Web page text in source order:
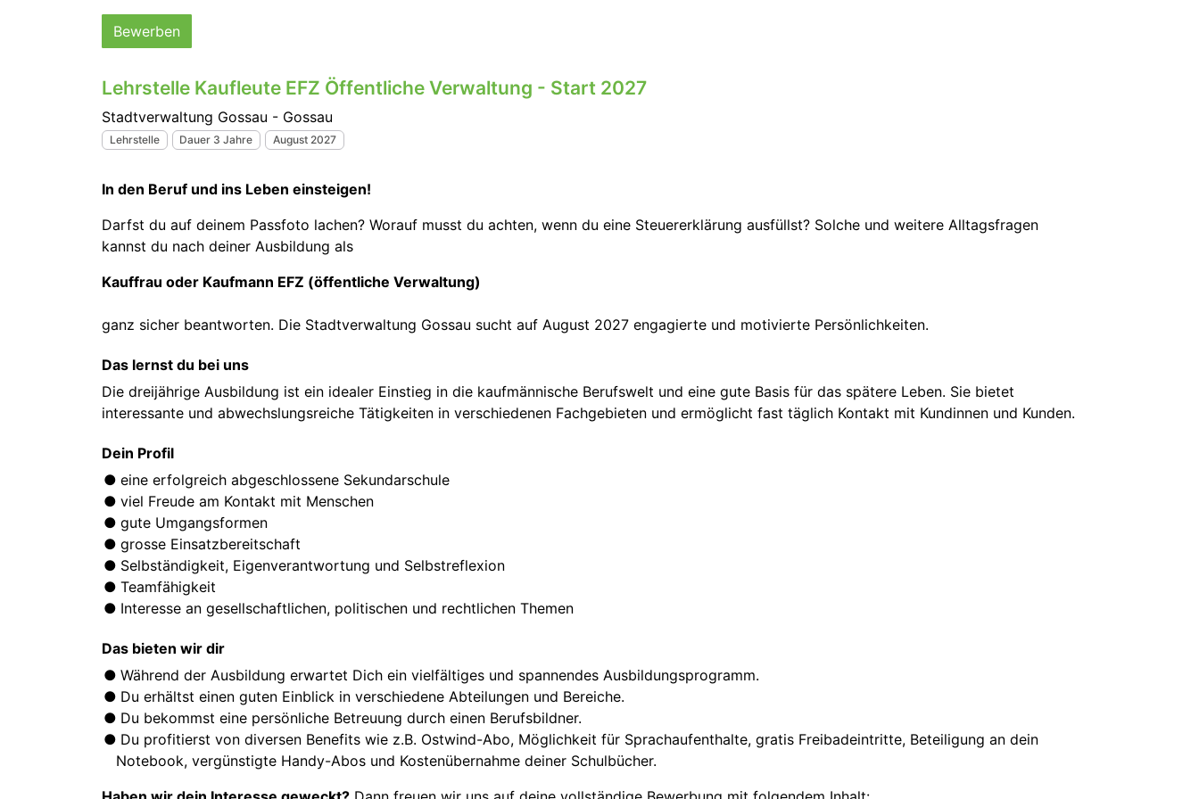
Bewerben
Lehrstelle Kaufleute EFZ Öffentliche Verwaltung - Start 2027
Stadtverwaltung Gossau - Gossau
Lehrstelle Dauer 3 Jahre August 2027
In den Beruf und ins Leben einsteigen!
Darfst du auf deinem Passfoto lachen? Worauf musst du achten, wenn du eine Steuererklärung ausfüllst? Solche und weitere Alltagsfragen
kannst du nach deiner Ausbildung als
Kauffrau oder Kaufmann EFZ (öffentliche Verwaltung)
ganz sicher beantworten. Die Stadtverwaltung Gossau sucht auf August 2027 engagierte und motivierte Persönlichkeiten.
Das lernst du bei uns
Die dreijährige Ausbildung ist ein idealer Einstieg in die kaufmännische Berufswelt und eine gute Basis für das spätere Leben. Sie bietet
interessante und abwechslungsreiche Tätigkeiten in verschiedenen Fachgebieten und ermöglicht fast täglich Kontakt mit Kundinnen und Kunden.
Dein Profil
eine erfolgreich abgeschlossene Sekundarschule
viel Freude am Kontakt mit Menschen
gute Umgangsformen
grosse Einsatzbereitschaft
Selbständigkeit, Eigenverantwortung und Selbstreflexion
Teamfähigkeit
Interesse an gesellschaftlichen, politischen und rechtlichen Themen
Das bieten wir dir
Während der Ausbildung erwartet Dich ein vielfältiges und spannendes Ausbildungsprogramm.
Du erhältst einen guten Einblick in verschiedene Abteilungen und Bereiche.
Du bekommst eine persönliche Betreuung durch einen Berufsbildner.
Du profitierst von diversen Benefits wie z.B. Ostwind-Abo, Möglichkeit für Sprachaufenthalte, gratis Freibadeintritte, Beteiligung an dein
Notebook, vergünstigte Handy-Abos und Kostenübernahme deiner Schulbücher.